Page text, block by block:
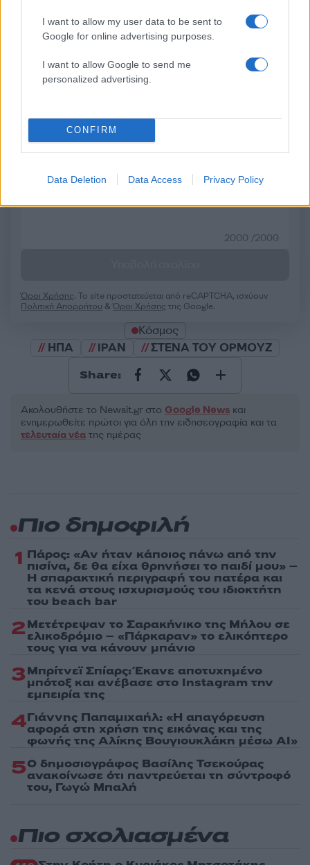
I want to allow my user data to be sent to
Google for online advertising purposes.
I want to allow Google to send me
personalized advertising.
CONFIRM
Data Deletion Data Access Privacy Policy
Σχόλια
50 /50
2000 /2000
Όροι Χρήσης. Το site προστατεύεται από reCAPTCHA, ισχύουν
Πολιτική Απορρήτου &Όροι Χρήσης της Google.
Κόσμος
ΗΠΑ
ΙΡΑΝ ΣΤΕΝΑ ΤΟΥ ΟΡΜΟΥΖ
Share:
Ακολουθήστε το Νewsit.gr στο Google News και
ενημερωθείτε πρώτοι για όλη την ειδησεογραφία και τα
τελευταία νέα της ημέρας
Πιο δημοφιλή
1 Πάρος: «Αν ήταν κάποιος πάνω από την
πισίνα, δε θα είχα θρηνήσει το παιδί μου» –
Η σπαρακτική περιγραφή του πατέρα και
τα κενά στους ισχυρισμούς του ιδιοκτήτη
του beach bar
2Μετέτρεψαν το Σαρακήνικο της Μήλου σε
ελικοδρόμιο – «Πάρκαραν» το ελικόπτερο
τους για να κάνουν μπάνιο
3Μπρίτνεϊ Σπίαρς: Έκανε αποτυχημένο
μπότοξ και ανέβασε στο Instagram την
εμπειρία της
4Γιάννης Παπαμιχαήλ: «Η απαγόρευση
αφορά στη χρήση της εικόνας και της
φωνής της Αλίκης Βουγιουκλάκη μέσω AI»
5Ο δημοσιογράφος Βασίλης Τσεκούρας
ανακοίνωσε ότι παντρεύεται τη σύντροφό
του, Γωγώ Μπαλή
Πιο σχολιασμένα